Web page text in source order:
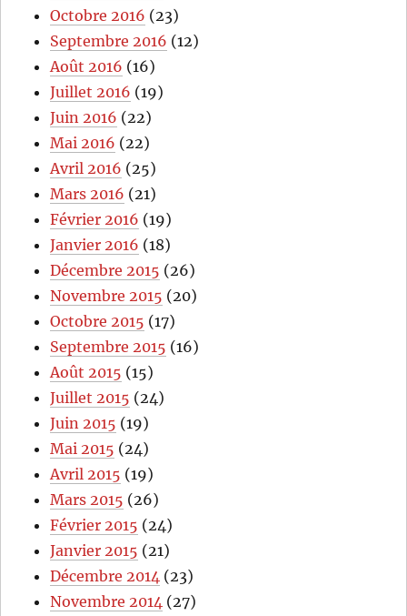
Octobre 2016 (23)
Septembre 2016 (12)
Août 2016 (16)
Juillet 2016 (19)
Juin 2016 (22)
Mai 2016 (22)
Avril 2016 (25)
Mars 2016 (21)
Février 2016 (19)
Janvier 2016 (18)
Décembre 2015 (26)
Novembre 2015 (20)
Octobre 2015 (17)
Septembre 2015 (16)
Août 2015 (15)
Juillet 2015 (24)
Juin 2015 (19)
Mai 2015 (24)
Avril 2015 (19)
Mars 2015 (26)
Février 2015 (24)
Janvier 2015 (21)
Décembre 2014 (23)
Novembre 2014 (27)